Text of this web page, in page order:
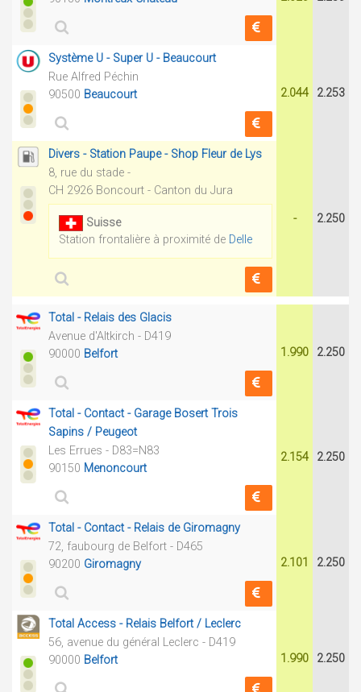
Système U - Super U - Beaucourt
Rue Alfred Péchin
90500 Beaucourt 2.044 2.253
Divers - Station Paupe - Shop Fleur de Lys
8, rue du stade -
CH 2926 Boncourt - Canton du Jura
Suisse
Station frontalière à proximité de Delle
- 2.250
Total - Relais des Glacis
Avenue d'Altkirch - D419
90000 Belfort 1.990 2.250
Total - Contact - Garage Bosert Trois
Sapins / Peugeot
Les Errues - D83=N83
90150 Menoncourt
2.154 2.250
Total - Contact - Relais de Giromagny
72, faubourg de Belfort - D465
90200 Giromagny 2.101 2.250
Total Access - Relais Belfort / Leclerc
56, avenue du général Leclerc - D419
90000 Belfort 1.990 2.250